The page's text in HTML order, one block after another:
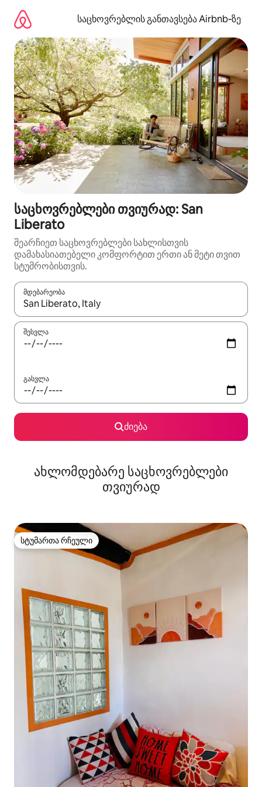
გადასვლა
საცხოვრებლის განთავსება Airbnb‑ზე
საცხოვრებლები თვიურად: San
Liberato
შეარჩიეთ საცხოვრებლები სახლისთვის
დამახასიათებელი კომფორტით ერთი ან მეტი თვით
სტუმრობისთვის.
მდებარეობა
როცა შედეგები ხელმისაწვდომი გახდება, ნავიგაციისთვის
შესვლა
გასვლა
ძიება
ახლომდებარე საცხოვრებლები
თვიურად
სტუმართა რჩეული
სტუმართა რჩეული